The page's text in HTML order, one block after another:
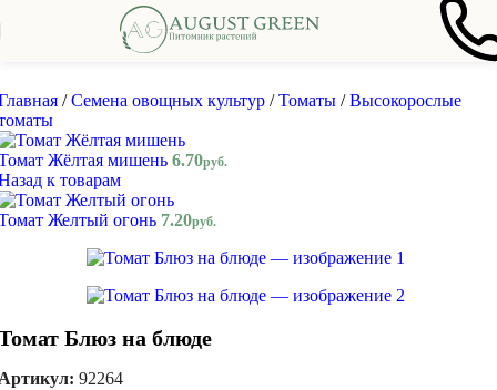
Skip to navigation Skip to main content
/ Семена овощных культур / Томаты / Высокорослые
Жёлтая мишень 6.70руб.
к товарам
Желтый огонь 7.20руб.
Блюз на блюде
92264